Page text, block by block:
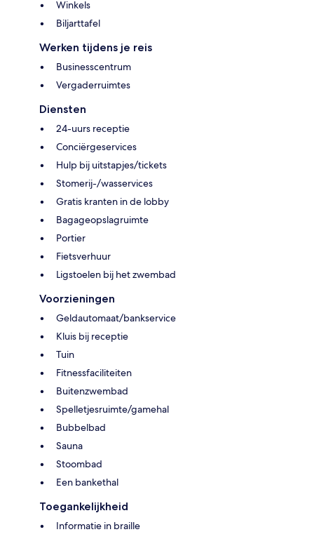
Winkels
Biljarttafel
Werken tijdens je reis
Businesscentrum
Vergaderruimtes
Diensten
24-uurs receptie
Conciërgeservices
Hulp bij uitstapjes/tickets
Stomerij-/wasservices
Gratis kranten in de lobby
Bagageopslagruimte
Portier
Fietsverhuur
Ligstoelen bij het zwembad
Voorzieningen
Geldautomaat/bankservice
Kluis bij receptie
Tuin
Fitnessfaciliteiten
Buitenzwembad
Spelletjesruimte/gamehal
Bubbelbad
Sauna
Stoombad
Een bankethal
Toegankelijkheid
Informatie in braille